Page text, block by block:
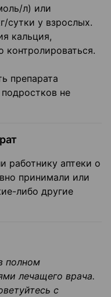
л) или
сутки у взрослых.
кальция,
контролироваться.
препарата
не
работнику аптеки о
принимали или
либо другие
полном
лечащего врача.
с